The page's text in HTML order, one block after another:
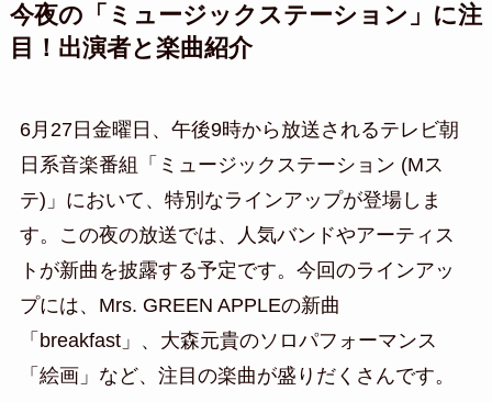
今夜の「ミュージックステーション」に注
目！出演者と楽曲紹介
6月27日金曜日、午後9時から放送されるテレビ朝
日系音楽番組「ミュージックステーション (Mス
テ)」において、特別なラインアップが登場しま
す。この夜の放送では、人気バンドやアーティス
トが新曲を披露する予定です。今回のラインアッ
プには、Mrs. GREEN APPLEの新曲
「breakfast」、大森元貴のソロパフォーマンス
「絵画」など、注目の楽曲が盛りだくさんです。